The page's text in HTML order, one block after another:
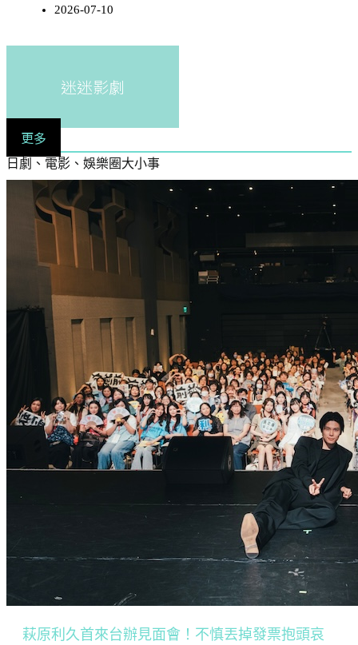
2026-07-10
迷迷影劇
更多
日劇、電影、娛樂圈大小事
萩原利久首來台辦見面會！不慎丟掉發票抱頭哀